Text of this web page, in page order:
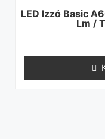
LED Izzó Basic
Lm /